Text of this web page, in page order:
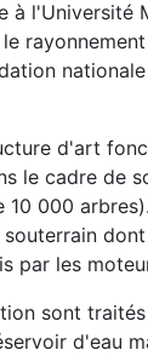
à l'Université
d'art
le cadre de
10 000
souterrain
par les
sont
d'eau